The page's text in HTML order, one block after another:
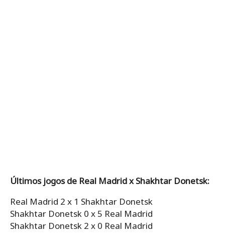
Últimos jogos de Real Madrid x Shakhtar Donetsk:
Real Madrid 2 x 1 Shakhtar Donetsk
Shakhtar Donetsk 0 x 5 Real Madrid
Shakhtar Donetsk 2 x 0 Real Madrid